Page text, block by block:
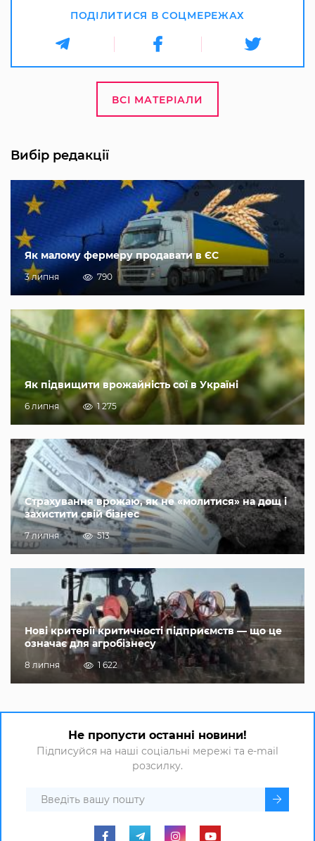
ПОДІЛИТИСЯ В СОЦМЕРЕЖАХ
ВСІ МАТЕРІАЛИ
Вибір редакції
Як малому фермеру продавати в ЄС
3 липня 790
Як підвищити врожайність сої в Україні
6 липня 1 275
Страхування врожаю, як не «молитися» на дощ і
захистити свій бізнес
7 липня 513
Нові критерії критичності підприємств — що це
означає для агробізнесу
8 липня 1 622
Не пропусти останні новини!
Підписуйся на наші соціальні мережі та e-mail
розсилку.